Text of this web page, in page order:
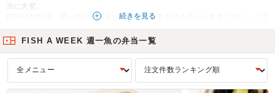
当に大変。
FISH A WEEK - 週一魚は、不足しがちな栄養素を詰め込んだ本当においしくて
続きを見る
FISH A WEEK 週一魚の弁当一覧